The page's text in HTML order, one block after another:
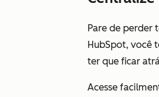
Pare de perder
HubSpot, você
ter que ficar
Acesse